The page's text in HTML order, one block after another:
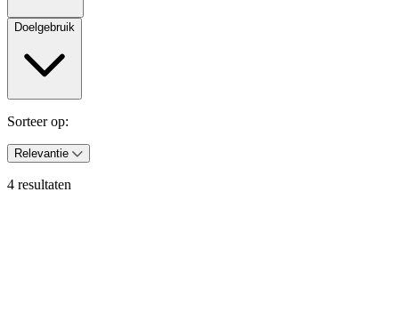
Doelgebruik
Sorteer op:
Relevantie
4 resultaten